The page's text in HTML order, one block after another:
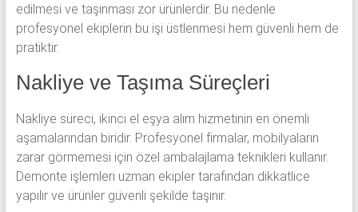
edilmesi ve taşınması zor ürünlerdir. Bu nedenle
profesyonel ekiplerin bu işi üstlenmesi hem güvenli hem de
pratiktir.
Nakliye ve Taşıma Süreçleri
Nakliye süreci, ikinci el eşya alım hizmetinin en önemli
aşamalarından biridir. Profesyonel firmalar, mobilyaların
zarar görmemesi için özel ambalajlama teknikleri kullanır.
Demonte işlemleri uzman ekipler tarafından dikkatlice
yapılır ve ürünler güvenli şekilde taşınır.